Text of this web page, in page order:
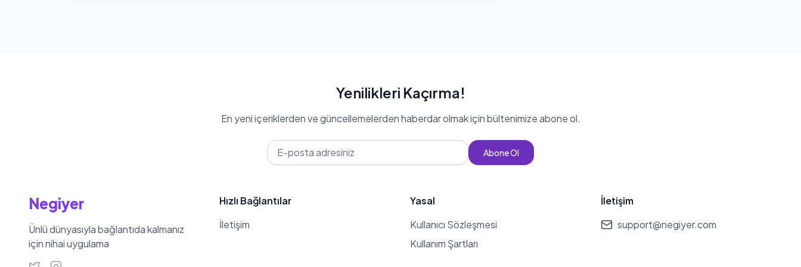
Yenilikleri Kaçırma!
En yeni içeriklerden ve güncellemelerden haberdar olmak için bültenimize abone ol.
Abone Ol
Negiyer
Ünlü dünyasıyla bağlantıda kalmanız
için nihai uygulama
Hızlı Bağlantılar
İletişim
Yasal
Kullanıcı Sözleşmesi
Kullanım Şartları
İletişim
support@negiyer.com